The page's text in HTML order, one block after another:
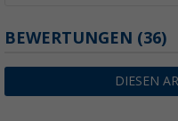
BEWERTUNGEN (36)
DIESEN